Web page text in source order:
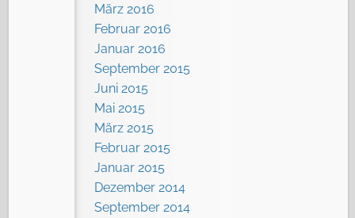
März 2016
Februar 2016
Januar 2016
September 2015
Juni 2015
Mai 2015
März 2015
Februar 2015
Januar 2015
Dezember 2014
September 2014